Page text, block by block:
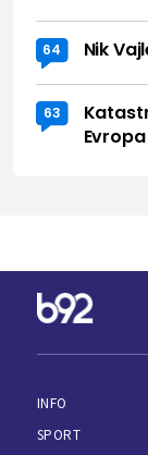
64 Nik
63
INFO
SPORT